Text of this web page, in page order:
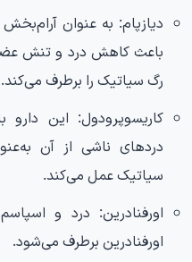
دیازپام: به عنوان
باعث کاهش درد و تنش
رگ سیاتیک را برطرف می‌کند.
کاریسوپرودول: این
دردهای ناشی از آن
سیاتیک عمل می‌کند.
اورفنادرین: درد و
اورفنادرین برطرف می‌شود.